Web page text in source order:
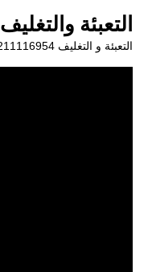
المحتوى
التعبئة والتغليف
التعبئة و التغليف 01211116954 – 01211116956 – 01211116958